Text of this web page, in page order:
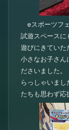
eスポーツフ
試遊スペースに
遊びにきてい
小さなお子さん
ださいました
らっしゃいま
たちも思わず応